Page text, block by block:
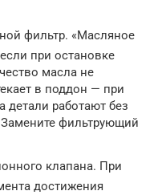
фильтр. «Масляное
при остановке
масла не
в поддон — при
детали работают без
фильтрующий
клапана. При
достижения